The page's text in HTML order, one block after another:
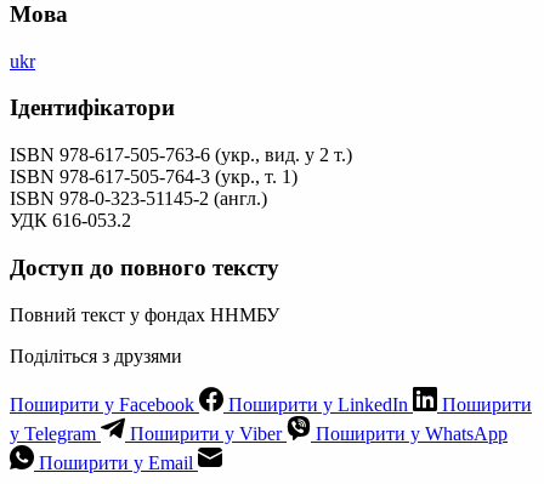
Мова
ukr
Ідентифікатори
ISBN 978-617-505-763-6 (укр., вид. у 2 т.)
ISBN 978-617-505-764-3 (укр., т. 1)
ISBN 978-0-323-51145-2 (англ.)
УДК 616-053.2
Доступ до повного тексту
Повний текст у фондах ННМБУ
Поділіться з друзями
Поширити у Facebook Поширити у LinkedIn
Поширити
у Telegram
Поширити у Viber
Поширити у WhatsApp
Поширити у Email